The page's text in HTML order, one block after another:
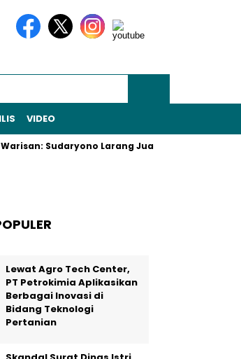
VIDEO
Sudaryono Larang Jual-Beli Alsintan
Lewat Agro Tech Center,
PT Petrokimia Aplikasikan
Berbagai Inovasi di
Bidang Teknologi
Pertanian